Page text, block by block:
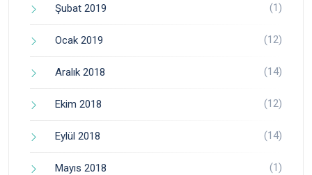
Şubat 2019 (1)
Ocak 2019 (12)
Aralık 2018 (14)
Ekim 2018 (12)
Eylül 2018 (14)
Mayıs 2018 (1)